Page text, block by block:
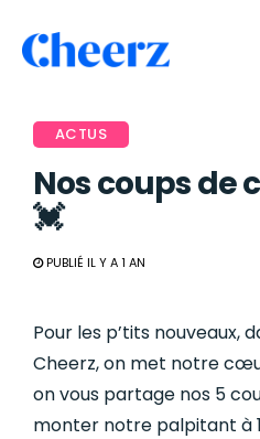
ACTUS
Nos coups de
💓
PUBLIÉ IL Y A 1 AN
Pour les p’tits nouveaux,
Cheerz, on met notre
on vous partage nos 5
monter notre palpitant à